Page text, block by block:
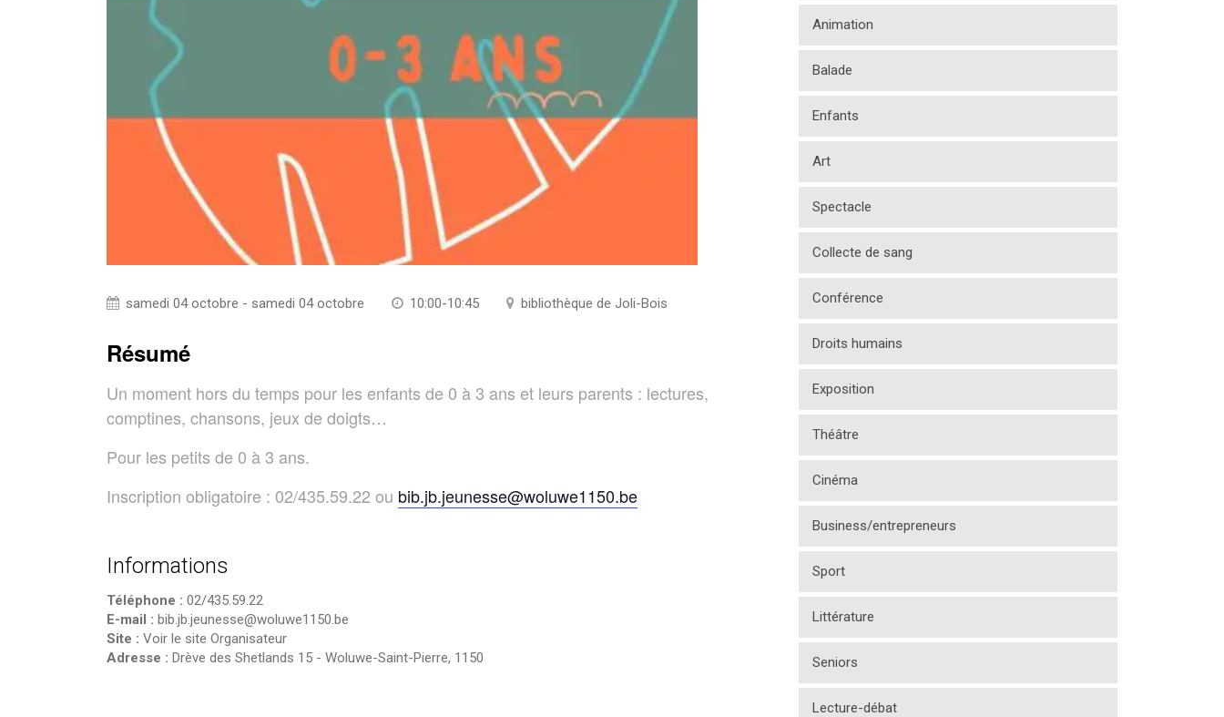
samedi 04 octobre - samedi 04 octobre 10:00-10:45 bibliothèque de Joli-Bois
Résumé
Un moment hors du temps pour les enfants de 0 à 3 ans et leurs parents : lectures,
comptines, chansons, jeux de doigts…
Pour les petits de 0 à 3 ans.
Inscription obligatoire : 02/435.59.22 ou bib.jb.jeunesse@woluwe1150.be
Informations
Téléphone : 02/435.59.22
E-mail : bib.jb.jeunesse@woluwe1150.be
Site : Voir le site Organisateur
Adresse : Drève des Shetlands 15 - Woluwe-Saint-Pierre, 1150
Animation
Balade
Enfants
Art
Spectacle
Collecte de sang
Conférence
Droits humains
Exposition
Théâtre
Cinéma
Business/entrepreneurs
Sport
Littérature
Seniors
Lecture-débat